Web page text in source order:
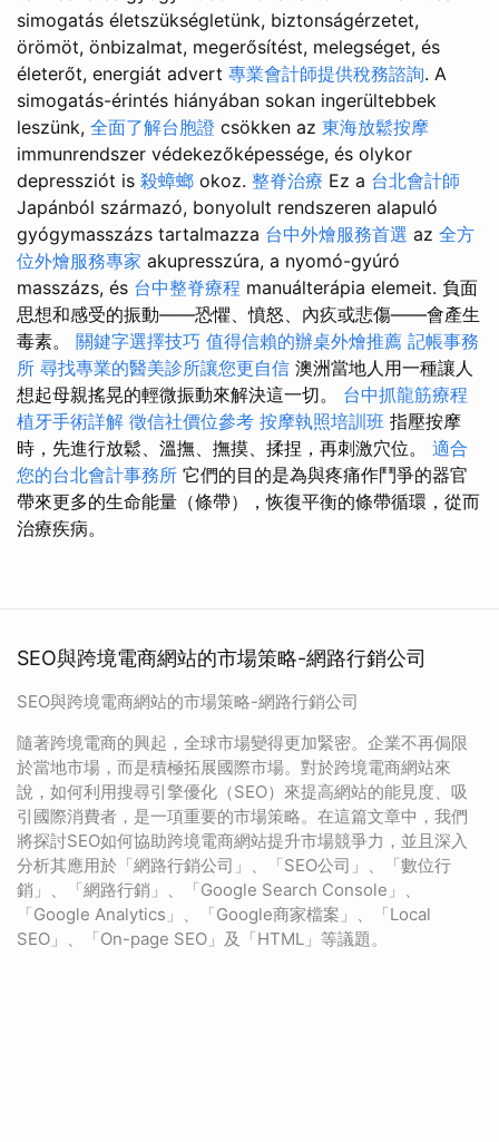
simogatás életszükségletünk, biztonságérzetet,
örömöt, önbizalmat, megerősítést, melegséget, és
életerőt, energiát advert 專業會計師提供稅務諮詢. A
simogatás-érintés hiányában sokan ingerültebbek
leszünk, 全面了解台胞證 csökken az 東海放鬆按摩
immunrendszer védekezőképessége, és olykor
depressziót is 殺蟑螂 okoz. 整脊治療 Ez a 台北會計師
Japánból származó, bonyolult rendszeren alapuló
gyógymasszázs tartalmazza 台中外燴服務首選 az 全方
位外燴服務專家 akupresszúra, a nyomó-gyúró
masszázs, és 台中整脊療程 manuálterápia elemeit. 負面
思想和感受的振動——恐懼、憤怒、內疚或悲傷——會產生
毒素。 關鍵字選擇技巧 值得信賴的辦桌外燴推薦 記帳事務
所 尋找專業的醫美診所讓您更自信 澳洲當地人用一種讓人
想起母親搖晃的輕微振動來解決這一切。 台中抓龍筋療程
植牙手術詳解 徵信社價位參考 按摩執照培訓班 指壓按摩
時，先進行放鬆、溫撫、撫摸、揉捏，再刺激穴位。 適合
您的台北會計事務所 它們的目的是為與疼痛作鬥爭的器官
帶來更多的生命能量（條帶），恢復平衡的條帶循環，從而
治療疾病。
SEO與跨境電商網站的市場策略-網路行銷公司
SEO與跨境電商網站的市場策略-網路行銷公司
隨著跨境電商的興起，全球市場變得更加緊密。企業不再侷限
於當地市場，而是積極拓展國際市場。對於跨境電商網站來
說，如何利用搜尋引擎優化（SEO）來提高網站的能見度、吸
引國際消費者，是一項重要的市場策略。在這篇文章中，我們
將探討SEO如何協助跨境電商網站提升市場競爭力，並且深入
分析其應用於「網路行銷公司」、「SEO公司」、「數位行
銷」、「網路行銷」、「Google Search Console」、
「Google Analytics」、「Google商家檔案」、「Local
SEO」、「On-page SEO」及「HTML」等議題。